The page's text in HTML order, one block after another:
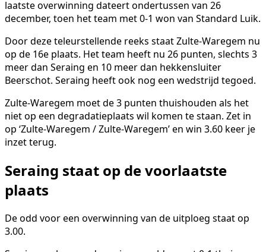
laatste overwinning dateert ondertussen van 26
december, toen het team met 0-1 won van Standard Luik.
Door deze teleurstellende reeks staat Zulte-Waregem nu
op de 16e plaats. Het team heeft nu 26 punten, slechts 3
meer dan Seraing en 10 meer dan hekkensluiter
Beerschot. Seraing heeft ook nog een wedstrijd tegoed.
Zulte-Waregem moet de 3 punten thuishouden als het
niet op een degradatieplaats wil komen te staan. Zet in
op ‘Zulte-Waregem / Zulte-Waregem’ en win 3.60 keer je
inzet terug.
Seraing staat op de voorlaatste
plaats
De odd voor een overwinning van de uitploeg staat op
3.00.